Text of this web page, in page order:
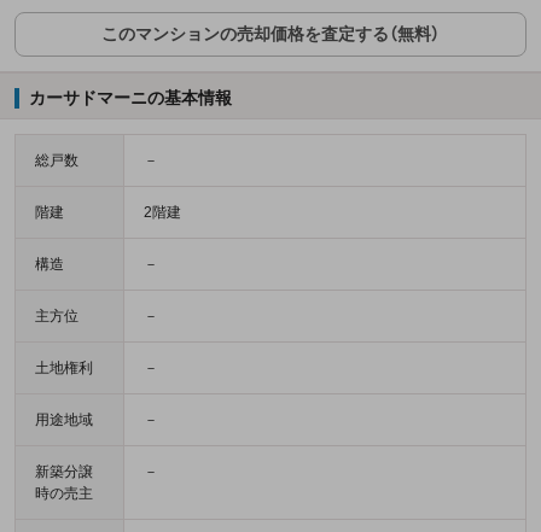
このマンションの売却価格を査定する（無料）
カーサドマーニの基本情報
総戸数 －
階建 2階建
構造 －
主方位 －
土地権利 －
用途地域 －
新築分譲
時の売主
－